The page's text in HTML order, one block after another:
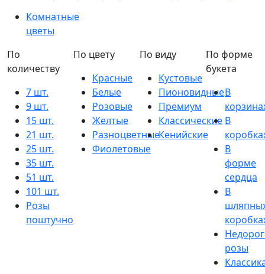
Комнатные
цветы
По
количеству
7 шт.
9 шт.
15 шт.
21 шт.
25 шт.
35 шт.
51 шт.
101 шт.
Розы
поштучно
По цвету
Красные
Белые
Розовые
Желтые
Разноцветные
Фиолетовые
По виду
Кустовые
Пионовидные
Премиум
Классические
Кенийские
По форме
букета
В
В
В
форме
сердца
В
розы